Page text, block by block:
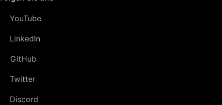
YouTube
LinkedIn
GitHub
Twitter
Discord